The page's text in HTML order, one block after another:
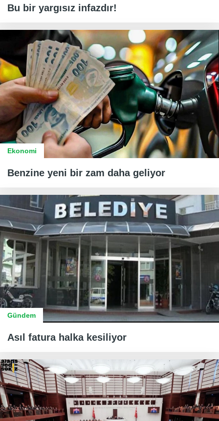
Bu bir yargısız infazdır!
Ekonomi
Benzine yeni bir zam daha geliyor
Gündem
Asıl fatura halka kesiliyor